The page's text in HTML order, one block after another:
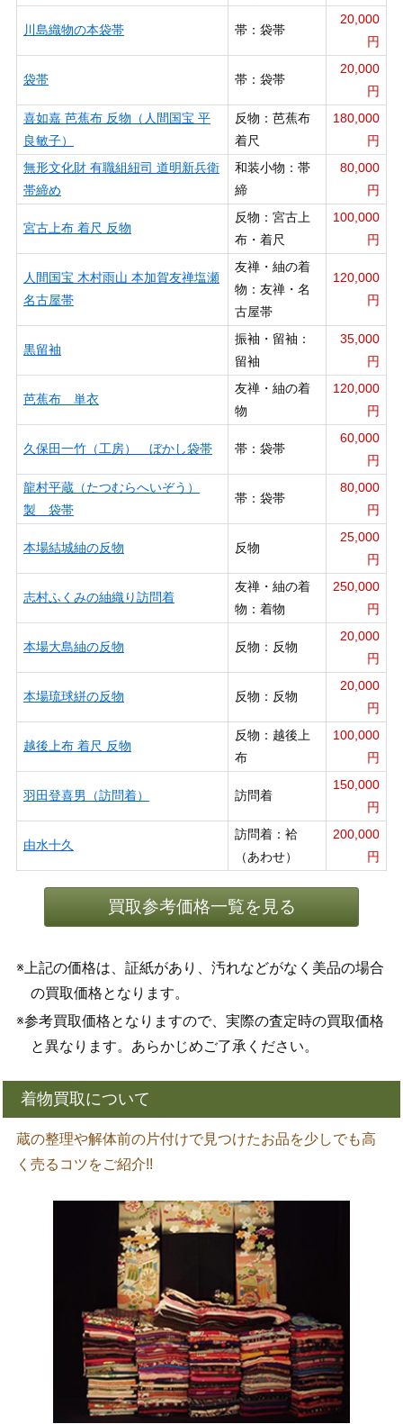
川島織物の本袋帯 帯：袋帯
20,000
円
袋帯 帯：袋帯
20,000
円
喜如嘉 芭蕉布 反物（人間国宝 平
良敏子）
反物：芭蕉布
着尺
180,000
円
無形文化財 有職組紐司 道明新兵衛
帯締め
和装小物：帯
締
80,000
円
宮古上布 着尺 反物
反物：宮古上
布・着尺
100,000
円
人間国宝 木村雨山 本加賀友禅塩瀬
名古屋帯
友禅・紬の着
物：友禅・名
古屋帯
120,000
円
黒留袖
振袖・留袖：
留袖
35,000
円
芭蕉布 単衣
友禅・紬の着
物
120,000
円
久保田一竹（工房） ぼかし袋帯 帯：袋帯
60,000
円
龍村平蔵（たつむらへいぞう）
製 袋帯
帯：袋帯
80,000
円
本場結城紬の反物 反物
25,000
円
志村ふくみの紬織り訪問着
友禅・紬の着
物：着物
250,000
円
本場大島紬の反物 反物：反物
20,000
円
本場琉球絣の反物 反物：反物
20,000
円
越後上布 着尺 反物
反物：越後上
布
100,000
円
羽田登喜男（訪問着） 訪問着
150,000
円
由水十久
訪問着：袷
（あわせ）
200,000
円
買取参考価格一覧を見る
※上記の価格は、証紙があり、汚れなどがなく美品の場合
の買取価格となります。
※参考買取価格となりますので、実際の査定時の買取価格
と異なります。あらかじめご了承ください。
着物買取について
蔵の整理や解体前の片付けで見つけたお品を少しでも高
く売るコツをご紹介!!